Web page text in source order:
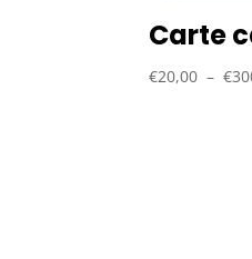
Carte
€20,00 – €